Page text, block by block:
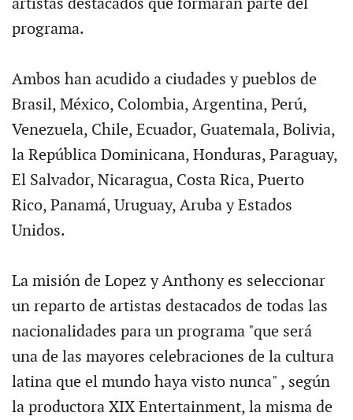
artistas destacados que formarán parte del
programa.
Ambos han acudido a ciudades y pueblos de
Brasil, México, Colombia, Argentina, Perú,
Venezuela, Chile, Ecuador, Guatemala, Bolivia,
la República Dominicana, Honduras, Paraguay,
El Salvador, Nicaragua, Costa Rica, Puerto
Rico, Panamá, Uruguay, Aruba y Estados
Unidos.
La misión de Lopez y Anthony es seleccionar
un reparto de artistas destacados de todas las
nacionalidades para un programa "que será
una de las mayores celebraciones de la cultura
latina que el mundo haya visto nunca" , según
la productora XIX Entertainment, la misma de